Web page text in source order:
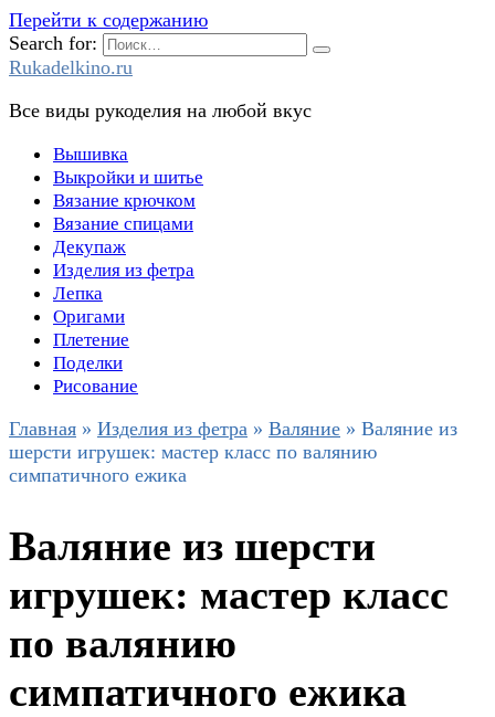
Перейти к содержанию
Search for:
Rukadelkino.ru
Все виды рукоделия на любой вкус
Вышивка
Выкройки и шитье
Вязание крючком
Вязание спицами
Декупаж
Изделия из фетра
Лепка
Оригами
Плетение
Поделки
Рисование
Главная » Изделия из фетра » Валяние » Валяние из
шерсти игрушек: мастер класс по валянию
симпатичного ежика
Валяние из шерсти
игрушек: мастер класс
по валянию
симпатичного ежика